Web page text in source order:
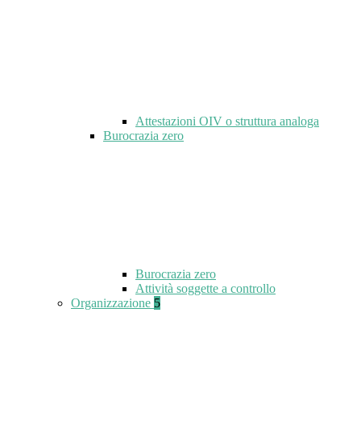
Attestazioni OIV o struttura analoga
Burocrazia zero
Burocrazia zero
Attività soggette a controllo
Organizzazione 5